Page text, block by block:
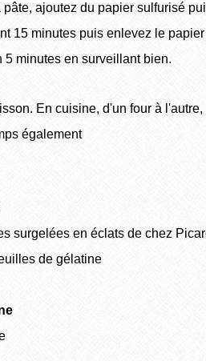
pâte, ajoutez du papier sulfurisé
15 minutes puis enlevez le
minutes en surveillant bien.
En cuisine, d'un four à
également
surgelées en éclats de chez
de gélatine